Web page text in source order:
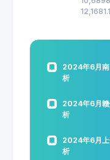
2024年6月南
析
2024年6月赣
析
2024年6月上
析